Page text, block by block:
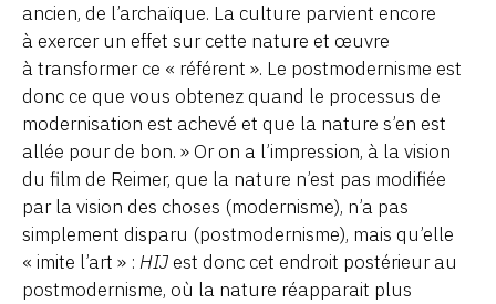
ancien, de l’archaïque. La culture parvient encore
à exercer un effet sur cette nature et œuvre
à transformer ce « référent ». Le postmodernisme est
donc ce que vous obtenez quand le processus de
modernisation est achevé et que la nature s’en est
allée pour de bon. » Or on a l’impression, à la vision
du film de Reimer, que la nature n’est pas modifiée
par la vision des choses (modernisme), n’a pas
simplement disparu (postmodernisme), mais qu’elle
« imite l’art » : HIJ est donc cet endroit postérieur au
postmodernisme, où la nature réapparait plus